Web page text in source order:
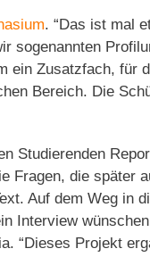
. “Das ist mal
sogenannten
ein Zusatzfach, für
Bereich. Die
Studierenden
Fragen, die später
Auf dem Weg in
Interview
“Dieses Projekt